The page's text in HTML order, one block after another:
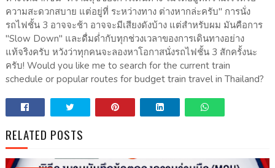
ความสะดวกสบาย แต่อยู่ที่ ระหว่างทาง ต่างหากล่ะครับ" การนั่ง
รถไฟชั้น 3 อาจจะช้า อาจจะมีเสียงดังบ้าง แต่สำหรับผม มันคือการ
"Slow Down" และดื่มด่ำกับทุกช่วงเวลาของการเดินทางอย่าง
แท้จริงครับ หวังว่าทุกคนจะลองหาโอกาสนั่งรถไฟชั้น 3 สักครั้งนะ
ครับ! Would you like me to search for the current train
schedule or popular routes for budget train travel in Thailand?
RELATED POSTS